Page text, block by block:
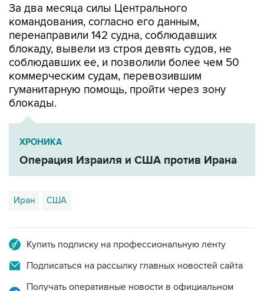
перенаправили 142 судна, соблюдавших
блокаду, вывели из строя девять судов, не
соблюдавших ее, и позволили более чем 50
коммерческим судам, перевозившим
гуманитарную помощь, пройти через зону
блокады.
ХРОНИКА
Операция Израиля и США против Ирана
Иран США
Подписаться на рассылку главных новостей сайта
Получать оперативные новости в официальном